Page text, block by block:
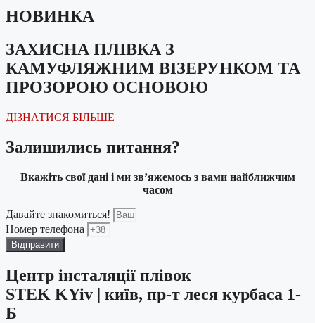
НОВИНКА
ЗАХИСНА ПЛІВКА З
КАМУФЛЯЖНИМ ВІЗЕРУНКОМ ТА
ПРОЗОРОЮ ОСНОВОЮ
ДІЗНАТИСЯ БІЛЬШЕ
Залишились питання?
Вкажіть свої дані і ми зв’яжемось з вами найближчим
часом
Давайте знакомиться!
Номер телефона
Відправити
Центр інсталяції плівок
STEK KYiv | київ, пр-т леся курбаса 1-
Б